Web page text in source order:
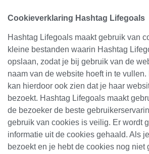
Cookieverklaring Hashtag Lifegoals
Hashtag Lifegoals maakt gebruik van
kleine bestanden waarin Hashtag
opslaan, zodat je bij gebruik van de
naam van de website hoeft in te
kan hierdoor ook zien dat je haar
bezoekt. Hashtag Lifegoals maakt
de bezoeker de beste
gebruik van cookies is veilig. Er wordt
informatie uit de cookies gehaald. Als
bezoekt en je hebt de cookies nog niet